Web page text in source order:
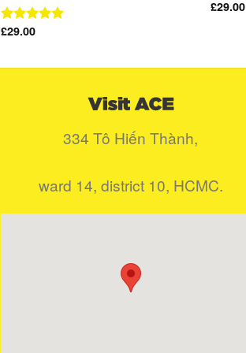
Được xếp
£29.00
£29.00
334 Tô Hiến Thành,
ward 14, district 10, HCMC.